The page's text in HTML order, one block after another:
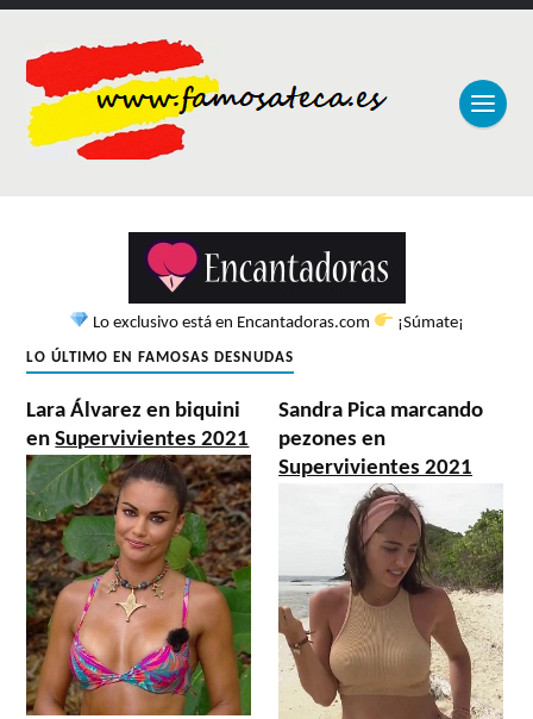
Lo exclusivo está en Encantadoras.com ¡Súmate¡
LO ÚLTIMO EN FAMOSAS DESNUDAS
Lara Álvarez en biquini
enSupervivientes 2021
Sandra Pica marcando
pezones en
Supervivientes 2021